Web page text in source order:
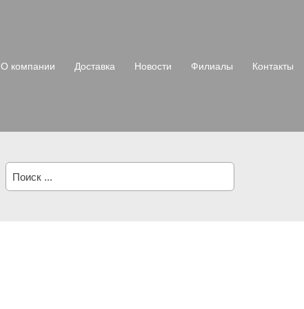
О компании Доставка Новости Филиалы Контакты
Поиск: